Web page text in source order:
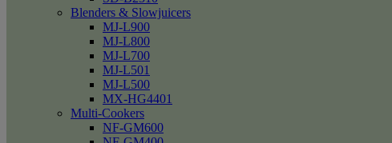
Blenders & Slowjuicers
MJ-L900
MJ-L800
MJ-L700
MJ-L501
MJ-L500
MX-HG4401
Multi-Cookers
NF-GM600